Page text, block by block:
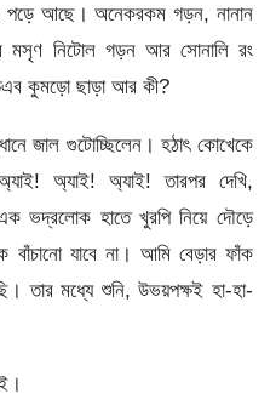
পড়ে আছে। অনেকরকম গড়ন, নানান
মসৃণ নিটোল গড়ন আর সোনালি রং
কুমড়ো ছাড়া আর কী?
জাল গুটোচ্ছিলেন। হঠাৎ কোখেকে
অ্যাই! অ্যাই! তারপর দেখি,
ভদ্রলোক হাতে খুরপি নিয়ে দৌড়ে
যাবে না। আমি বেড়ার ফাঁক
তার মধ্যে শুনি, উভয়পক্ষই হা-হা-